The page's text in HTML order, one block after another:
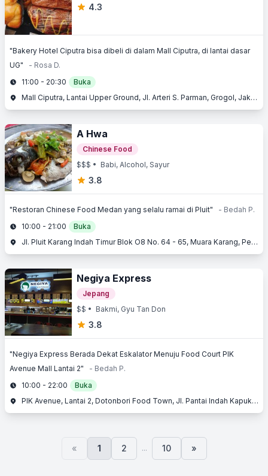
4.3
"Bakery Hotel Ciputra bisa dibeli di dalam Mall Ciputra, di lantai dasar
UG"
- Rosa D.
11:00 - 20:30
Buka
Mall Ciputra, Lantai Upper Ground, Jl. Arteri S. Parman, Grogol, Jakarta Barat, Jakarta
A Hwa
Chinese Food
$$$ • Babi, Alcohol, Sayur
3.8
"Restoran Chinese Food Medan yang selalu ramai di Pluit"
- Bedah P.
10:00 - 21:00
Buka
Jl. Pluit Karang Indah Timur Blok O8 No. 64 - 65, Muara Karang, Penjaringan, Jakarta Utara, Jakarta
Negiya Express
Jepang
$$ • Bakmi, Gyu Tan Don
3.8
"Negiya Express Berada Dekat Eskalator Menuju Food Court PIK
Avenue Mall Lantai 2"
- Bedah P.
10:00 - 22:00
Buka
PIK Avenue, Lantai 2, Dotonbori Food Town, Jl. Pantai Indah Kapuk, Pantai Indah Kapuk (PIK), Penjaringan, Jakarta Utara, Jakarta
« 1 2 ... 10 »